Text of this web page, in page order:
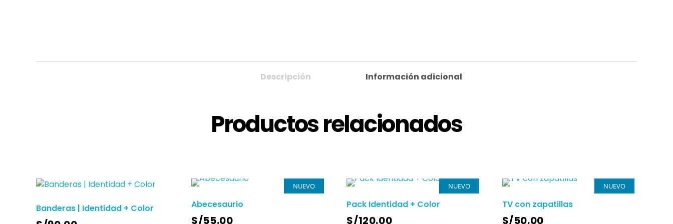
Descripción Información adicional
Productos relacionados
Banderas | Identidad + Color
NUEVO
Abecesaurio
S/55.00
NUEVO
Pack Identidad + Color
S/120.00
NUEVO
TV con zapatillas
S/50.00